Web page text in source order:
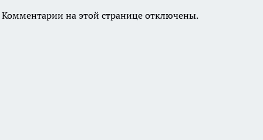
Комментарии на этой странице отключены.